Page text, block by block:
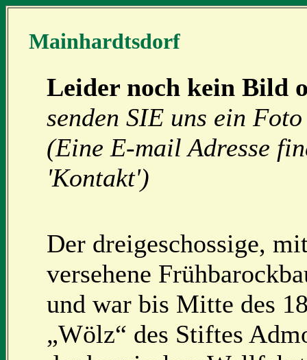
Mainhardtsdorf
Leider noch kein Bild
senden SIE uns ein
(Eine E-mail Adresse
'Kontakt')
Der dreigeschossige,
versehene
und war bis Mitte des
„Wölz“ des Stiftes